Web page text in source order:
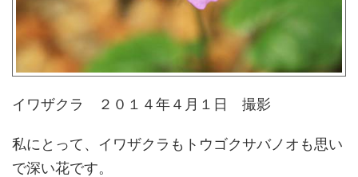
イワザクラ ２０１４年４月１日 撮影
私にとって、イワザクラもトウゴクサバノオも思い
で深い花です。